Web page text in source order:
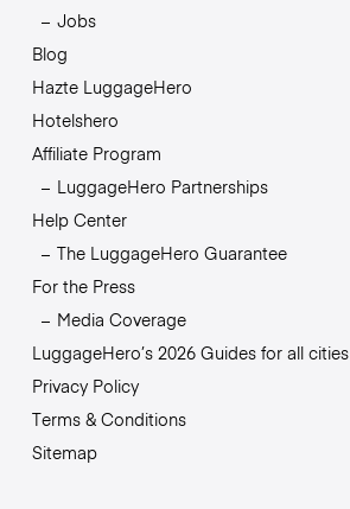
Jobs
Blog
Hazte LuggageHero
Hotelshero
Affiliate Program
LuggageHero Partnerships
Help Center
The LuggageHero Guarantee
For the Press
Media Coverage
LuggageHero’s 2026 Guides for all cities
Privacy Policy
Terms & Conditions
Sitemap